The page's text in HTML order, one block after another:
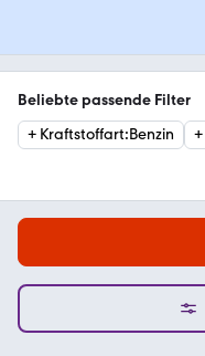
Beliebte passende Filter
+ Kraftstoffart:Benzin +